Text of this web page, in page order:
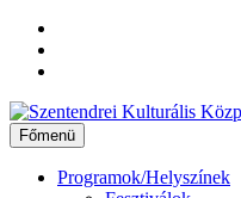
Ugrás
a
tartalomhoz
Főmenü
Programok/Helyszínek